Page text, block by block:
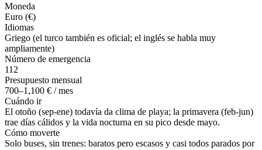
Moneda
Euro (€)
Idiomas
Griego (el turco también es oficial; el inglés se habla muy
ampliamente)
Número de emergencia
112
Presupuesto mensual
700–1,100 € / mes
Cuándo ir
El otoño (sep-ene) todavía da clima de playa; la primavera (feb-jun)
trae días cálidos y la vida nocturna en su pico desde mayo.
Cómo moverte
Solo buses, sin trenes: baratos pero escasos y casi todos parados por